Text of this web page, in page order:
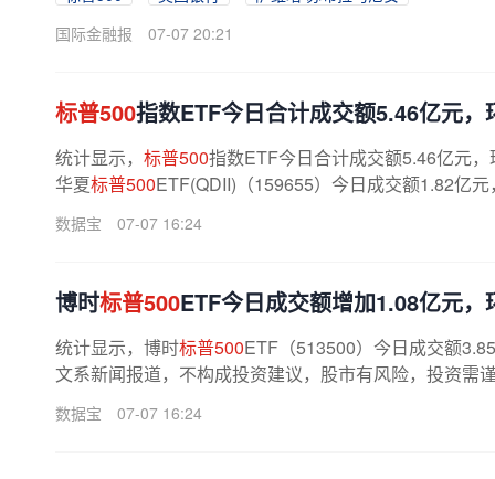
国际金融报
07-07 20:21
标普500指数ETF今日合计成交额5.46亿元，
统计显示， 标普500指数ETF今日合计成交额5.46亿元
华夏标普500ETF(QDII)（159655）今日成交额1.82亿
数据宝 07-07 16:24
博时标普500ETF今日成交额增加1.08亿元
统计显示，博时标普500ETF（513500）今日成交额
文系新闻报道，不构成投资建议，股市有风险，投资需
数据宝 07-07 16:24